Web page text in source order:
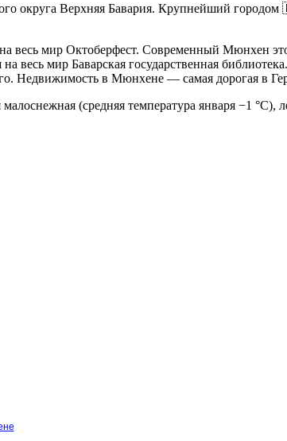
округа Верхняя Бавария. Крупнейший
весь мир Октоберфест. Современный Мюнхен
весь мир Баварская государственная
Недвижимость в Мюнхене — самая дорогая в
(средняя температура января −1 °C),